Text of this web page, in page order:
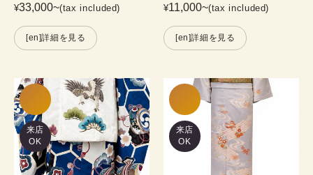
¥33,000~(tax included)
[en]詳細を見る
¥11,000~(tax included)
[en]詳細を見る
来店
OK
来店
OK